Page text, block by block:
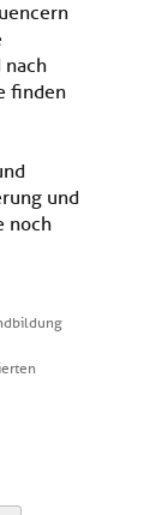
finden
und
noch